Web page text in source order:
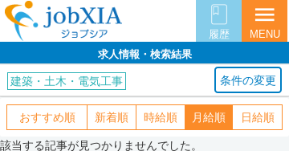
履歴
menu
MENU
求人情報・検索結果
条件の変更
建築・土木・電気工事
おすすめ順 新着順 時給順 月給順 日給順
該当する記事が見つかりませんでした。